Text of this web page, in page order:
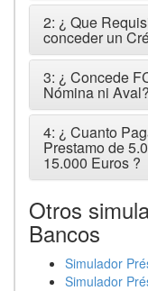
2: ¿ Que
conceder un
3: ¿ Concede
Nómina ni Aval?
4: ¿ Cuanto
Prestamo de
15.000 Euros ?
Otros
Bancos
Simulador
Simulador